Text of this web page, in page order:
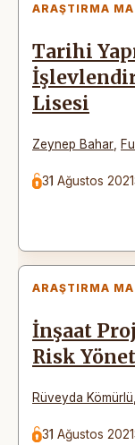
ARAŞTIRMA
Tarihi
Lisesi
Zeynep Bahar
31 Ağustos 2021
ARAŞTIRMA
İnşaat
Risk
Rüveyda Kömürlü
31 Ağustos 2021